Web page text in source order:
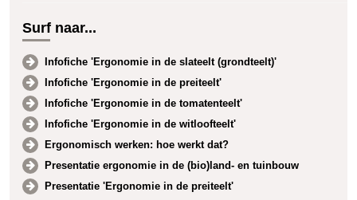
Surf naar...
Infofiche 'Ergonomie in de slateelt (grondteelt)'
Infofiche 'Ergonomie in de preiteelt'
Infofiche 'Ergonomie in de tomatenteelt'
Infofiche 'Ergonomie in de witloofteelt'
Ergonomisch werken: hoe werkt dat?
Presentatie ergonomie in de (bio)land- en tuinbouw
Presentatie 'Ergonomie in de preiteelt'